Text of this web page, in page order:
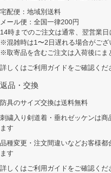
宅配便：地域別送料
メール便：全国一律200円
14時までのご注文は通常、翌営業日
※混雑時は1〜2日遅れる場合がござ
※取寄品を含むご注文は入荷後にま
詳しくはご利用ガイドをご確認くだ
返品・交換
防具のサイズ交換は送料無料
刺繍入り剣道着・垂れゼッケンは
ます
品種変更・注文間違いなどお客様
ます
詳しくはご利用ガイドをご確認くだ